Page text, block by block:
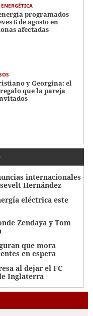
programados
6 de agosto en
afectadas
y Georgina: el
que la pareja
internacionales
Hernández
eléctrica este
Zendaya y Tom
que mora
en espera
al dejar el FC
Inglaterra